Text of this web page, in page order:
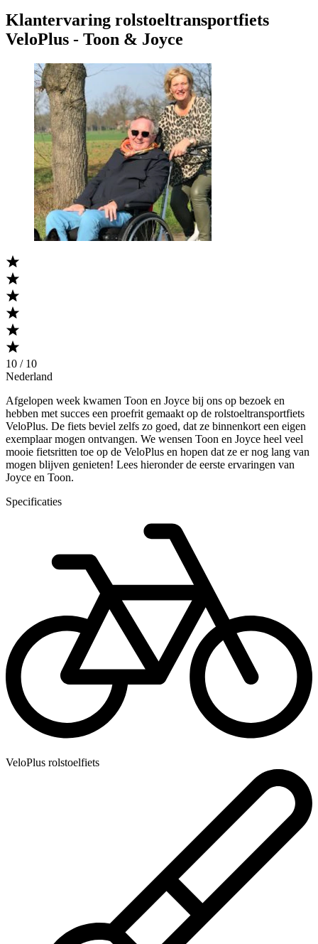
Klantervaring rolstoeltransportfiets
VeloPlus - Toon & Joyce
10 / 10
Nederland
Afgelopen week kwamen Toon en Joyce bij ons op bezoek en
hebben met succes een proefrit gemaakt op de rolstoeltransportfiets
VeloPlus. De fiets beviel zelfs zo goed, dat ze binnenkort een eigen
exemplaar mogen ontvangen. We wensen Toon en Joyce heel veel
mooie fietsritten toe op de VeloPlus en hopen dat ze er nog lang van
mogen blijven genieten! Lees hieronder de eerste ervaringen van
Joyce en Toon.
Specificaties
VeloPlus rolstoelfiets